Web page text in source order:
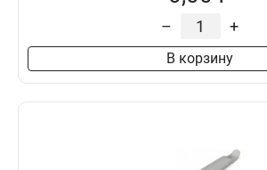
– +
В корзину